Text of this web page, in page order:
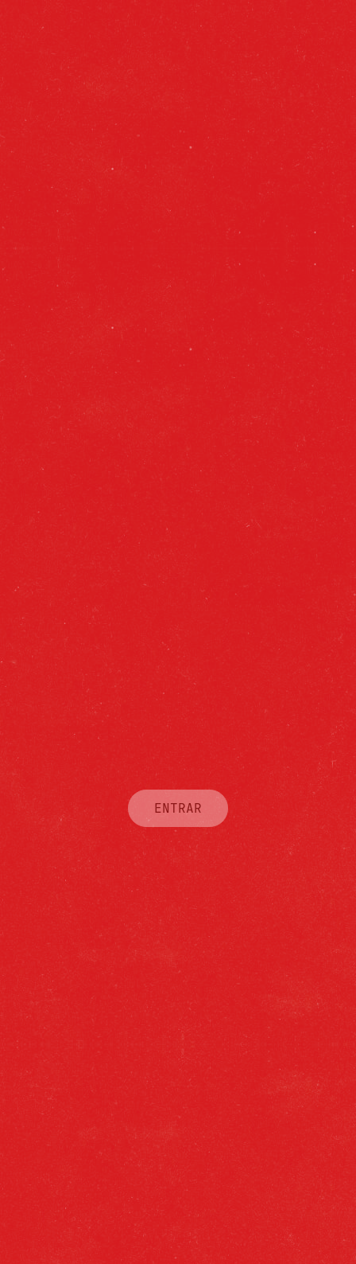
ENTRAR
Libre de organismos perjudiciales
parael ser humano. No contiene
organismos modificados geneticamente o
produtos derivados de ellos.
PILSEN
Sabor suave, toque aromático y amargor
moderado desde 1904. Casi ná.
Y es que la fórmula de nuestra mítica
Cruzcampo Pilsen la dotan de un sabor y un
carácter único.
VER CATÁLOGO